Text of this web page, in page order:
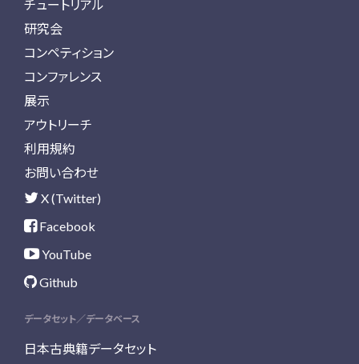
チュートリアル
研究会
コンペティション
コンファレンス
展示
アウトリーチ
利用規約
お問い合わせ
X (Twitter)
Facebook
YouTube
Github
データセット／データベース
日本古典籍データセット